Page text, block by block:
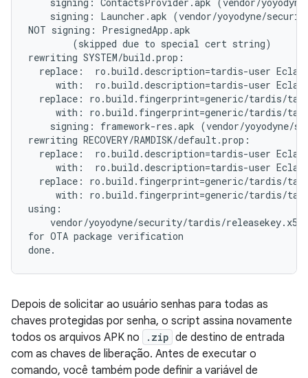
signing: Launcher.apk (vendor/yoyodyne/
NOT signing: PresignedApp.apk
        (skipped due to special cert string)
rewriting SYSTEM/build.prop:
replace:  ro.build.description=tardis-user
with:  ro.build.description=tardis-user
replace: ro.build.fingerprint=generic/tardis/
with: ro.build.fingerprint=generic/tardis/
signing: framework-res.apk (vendor/yoyodyne/
rewriting RECOVERY/RAMDISK/default.prop:
replace:  ro.build.description=tardis-user
with:  ro.build.description=tardis-user
replace: ro.build.fingerprint=generic/tardis/
with: ro.build.fingerprint=generic/tardis/
using:
vendor/yoyodyne/security/tardis/
for OTA package verification
Depois de solicitar ao usuário senhas para todas as
chaves protegidas por senha, o script assina novamente
todos os arquivos APK no
.zip de destino de entrada
com as chaves de liberação. Antes de executar o
comando, você também pode definir a variável de